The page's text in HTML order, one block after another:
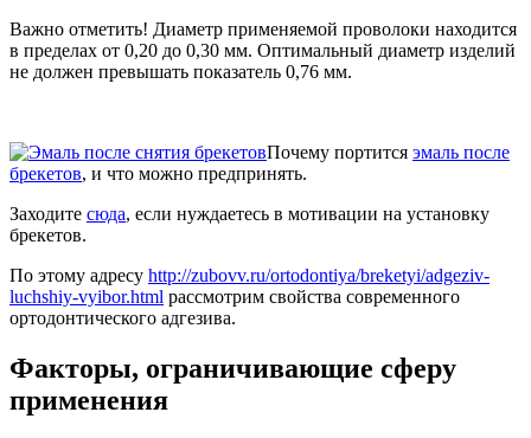
Важно отметить! Диаметр применяемой проволоки находится
в пределах от 0,20 до 0,30 мм. Оптимальный диаметр изделий
не должен превышать показатель 0,76 мм.
Почему портится эмаль после
брекетов, и что можно предпринять.
Заходите сюда, если нуждаетесь в мотивации на установку
брекетов.
По этому адресу http://zubovv.ru/ortodontiya/breketyi/adgeziv-
luchshiy-vyibor.html рассмотрим свойства современного
ортодонтического адгезива.
Факторы, ограничивающие сферу
применения